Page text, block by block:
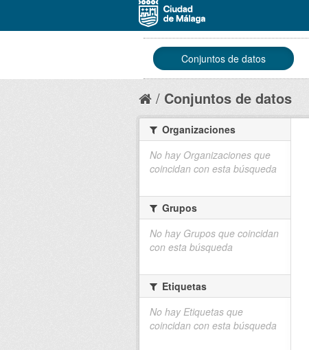
Conjuntos de datos
Conjuntos de datos
Organizaciones
No hay Organizaciones que
coincidan con esta búsqueda
Grupos
No hay Grupos que coincidan
con esta búsqueda
Etiquetas
No hay Etiquetas que
coincidan con esta búsqueda